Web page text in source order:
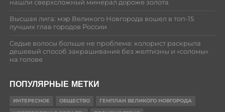
нашли сверхсложный минерал дороже золота
Высшая лига: мэр Великого Новгорода вошел в топ-15
лучших глав городов России
Седые волосы больше не проблема: колорист раскрыла
дешевый способ закрашивания без желтизны и «соломы»
на голове
ПОПУЛЯРНЫЕ МЕТКИ
ИНТЕРЕСНОЕ ОБЩЕСТВО
ГЕНПЛАН ВЕЛИКОГО НОВГОРОДА